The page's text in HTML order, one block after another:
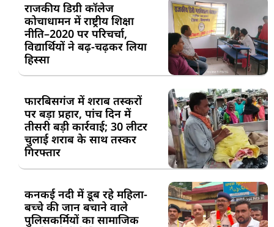
राजकीय डिग्री कॉलेज
कोचाधामन में राष्ट्रीय शिक्षा
नीति–2020 पर परिचर्चा,
विद्यार्थियों ने बढ़-चढ़कर लिया
हिस्सा
फारबिसगंज में शराब तस्करों
पर बड़ा प्रहार, पांच दिन में
तीसरी बड़ी कार्रवाई; 30 लीटर
चुलाई शराब के साथ तस्कर
गिरफ्तार
कनकई नदी में डूब रहे महिला-
बच्चे की जान बचाने वाले
पुलिसकर्मियों का सामाजिक